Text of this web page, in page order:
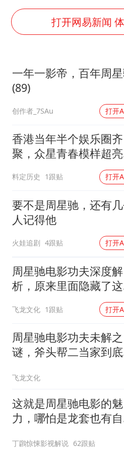
中方公
“中国游
你常吃
打开网易新闻
一年一影帝，百年周
(89)
创作者_7SAu 打开
香港当年半个娱乐圈齐
聚，众星青春模样超亮
眼，星爷现身瞬间惊艳
料定历史 1跟贴 打开
要不是周星驰，还有
人记得他
火娃追剧 4跟贴 打开
周星驰电影功夫深度解
析，原来里面隐藏了这
飞龙文化 1跟贴 打开
周星驰电影功夫未解之
谜，斧头帮二当家到底
飞龙文化
这就是周星驰电影的魅
力，哪怕是龙套也有自
丁鸊惊悚影视解说 62跟贴